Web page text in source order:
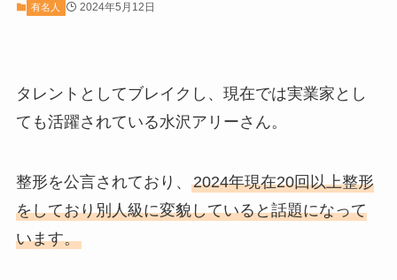
有名人 2024年5月12日
タレントとしてブレイクし、現在では実業家とし
ても活躍されている水沢アリーさん。
整形を公言されており、 2024年現在20回以上整形
をしており別人級に変貌していると話題になって
います。